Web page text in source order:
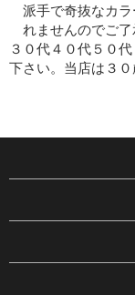
派手で奇抜なカ
れませんのでご了
３０代４０代５０
下さい。当店は３０